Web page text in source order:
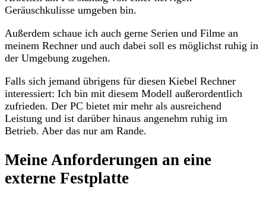
Geräuschkulisse umgeben bin.
Außerdem schaue ich auch gerne Serien und Filme an
meinem Rechner und auch dabei soll es möglichst ruhig in
der Umgebung zugehen.
Falls sich jemand übrigens für diesen Kiebel Rechner
interessiert: Ich bin mit diesem Modell außerordentlich
zufrieden. Der PC bietet mir mehr als ausreichend
Leistung und ist darüber hinaus angenehm ruhig im
Betrieb. Aber das nur am Rande.
Meine Anforderungen an eine
externe Festplatte